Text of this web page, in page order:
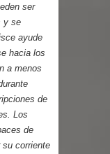
ser
y se
ayude
hacia los
a menos
de
Los
de
su corriente